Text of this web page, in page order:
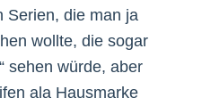
Serien, die man ja
wollte, die sogar
sehen würde, aber
ala Hausmarke